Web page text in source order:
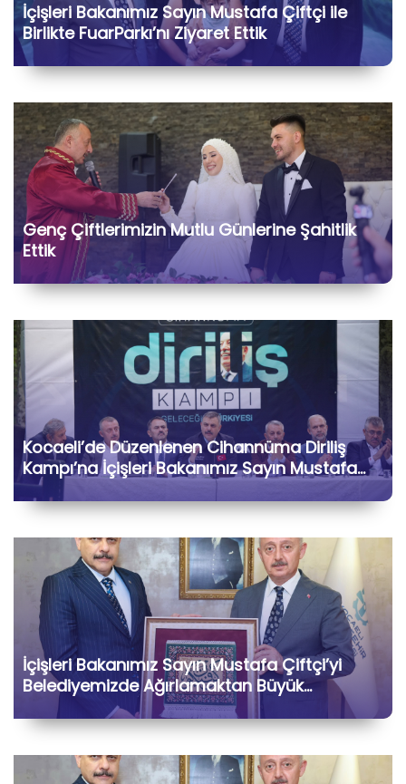
İçişleri Bakanımız Sayın Mustafa Çiftçi ile
Birlikte FuarParkı’nı Ziyaret Ettik
Genç Çiftlerimizin Mutlu Günlerine Şahitlik
Ettik
Kocaeli’de Düzenlenen Cihannüma Diriliş
Kampı’na İçişleri Bakanımız Sayın Mustafa
Çiftçi ile Birlikte Katılarak Kıymetli Gönül
Dostlarımızla Hasbihâl Ettik
İçişleri Bakanımız Sayın Mustafa Çiftçi’yi
Belediyemizde Ağırlamaktan Büyük
Memnuniyet Duyduk